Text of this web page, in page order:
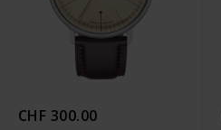
CHF 300.00